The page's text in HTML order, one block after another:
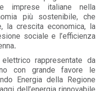
imprese italiane nella
più sostenibile, che
la crescita economica, la
sociale e l’efficienza
.
rappresentate da
con grande favore le
Energia della Regione